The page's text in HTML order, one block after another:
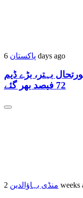
پاکستان 6 days ago
بہتر، بڑے ڈیم
72 فیصد بھر گئے
منڈی بہاؤالدین 2